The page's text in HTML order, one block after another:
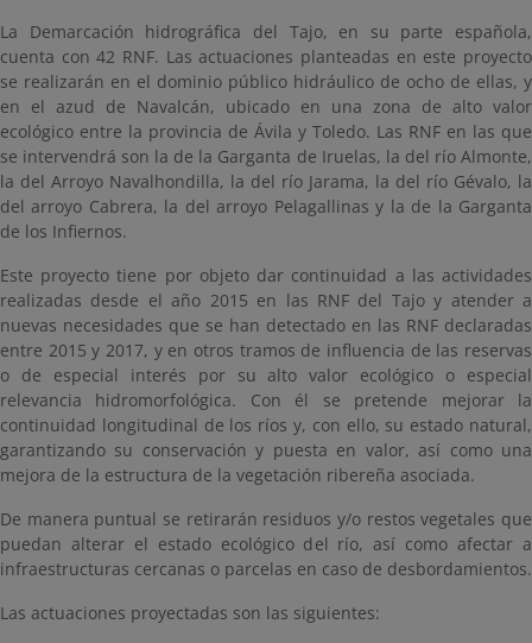
La Demarcación hidrográfica del Tajo, en su parte española,
cuenta con 42 RNF. Las actuaciones planteadas en este proyecto
se realizarán en el dominio público hidráulico de ocho de ellas, y
en el azud de Navalcán, ubicado en una zona de alto valor
ecológico entre la provincia de Ávila y Toledo. Las RNF en las que
se intervendrá son la de la Garganta de Iruelas, la del río Almonte,
la del Arroyo Navalhondilla, la del río Jarama, la del río Gévalo, la
del arroyo Cabrera, la del arroyo Pelagallinas y la de la Garganta
de los Infiernos.
Este proyecto tiene por objeto dar continuidad a las actividades
realizadas desde el año 2015 en las RNF del Tajo y atender a
nuevas necesidades que se han detectado en las RNF declaradas
entre 2015 y 2017, y en otros tramos de influencia de las reservas
o de especial interés por su alto valor ecológico o especial
relevancia hidromorfológica. Con él se pretende mejorar la
continuidad longitudinal de los ríos y, con ello, su estado natural,
garantizando su conservación y puesta en valor, así como una
mejora de la estructura de la vegetación ribereña asociada.
De manera puntual se retirarán residuos y/o restos vegetales que
puedan alterar el estado ecológico del río, así como afectar a
infraestructuras cercanas o parcelas en caso de desbordamientos.
Las actuaciones proyectadas son las siguientes: